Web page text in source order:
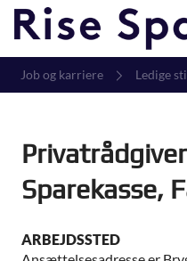
Job og karriere Ledige
Sparekasse,
ARBEJDSSTED